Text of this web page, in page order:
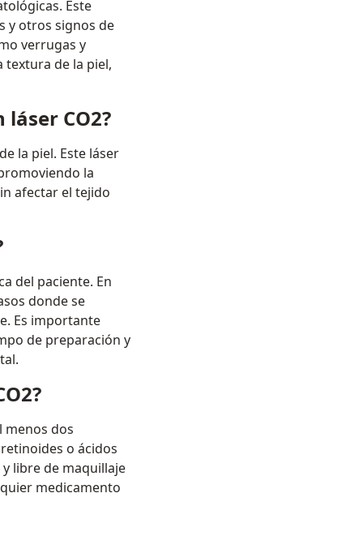
Este
y otros signos de
verrugas y
textura de la piel,
CO2?
la piel. Este láser
la
afectar el tejido
del paciente. En
donde se
Es importante
de preparación y
menos dos
o ácidos
libre de maquillaje
medicamento